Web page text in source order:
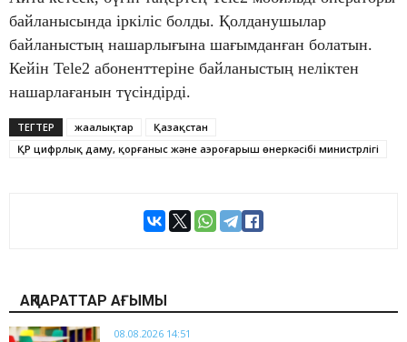
байланысында іркіліс болды. Қолданушылар
байланыстың нашарлығына шағымданған болатын.
Кейін Tele2 абоненттеріне байланыстың неліктен
нашарлағанын түсіндірді.
ТЕГТЕР жаңалықтар
Қазақстан
ҚР цифрлық даму, қорғаныс және аэроғарыш өнеркәсібі министрлігі
АҚПАРАТТАР АҒЫМЫ
08.08.2026 14:51